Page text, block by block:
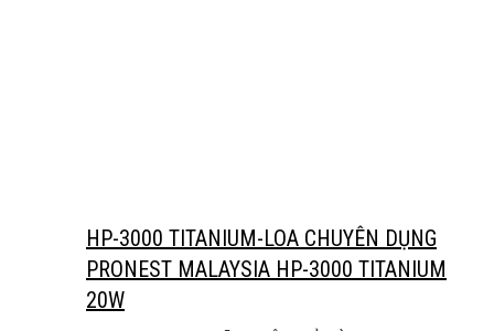
HP-3000 TITANIUM-LOA CHUYÊN DỤNG
PRONEST MALAYSIA HP-3000 TITANIUM
20W